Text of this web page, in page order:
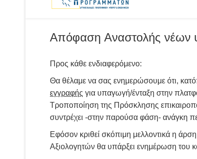
Απόφαση Αναστολής νέων
Προς κάθε ενδιαφερόμενο:
Θα θέλαμε να σας ενημερώσουμε ότι,
εγγραφής για υπαγωγή/ένταξη στην
Τροποποίηση της Πρόσκλησης
συντρέχει -στην παρούσα φάση- ανάγκη
Εφόσον κριθεί σκόπιμη μελλοντικά η
Αξιολογητών θα υπάρξει ενημέρωση του